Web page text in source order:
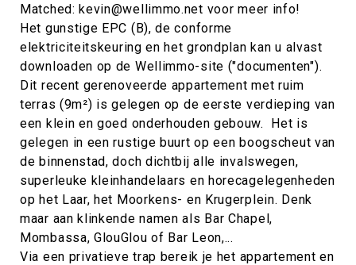
Matched: kevin@wellimmo.net voor meer info!
Het gunstige EPC (B), de conforme
elektriciteitskeuring en het grondplan kan u alvast
downloaden op de Wellimmo-site ("documenten").
Dit recent gerenoveerde appartement met ruim
terras (9m²) is gelegen op de eerste verdieping van
een klein en goed onderhouden gebouw. Het is
gelegen in een rustige buurt op een boogscheut van
de binnenstad, doch dichtbij alle invalswegen,
superleuke kleinhandelaars en horecagelegenheden
op het Laar, het Moorkens- en Krugerplein. Denk
maar aan klinkende namen als Bar Chapel,
Mombassa, GlouGlou of Bar Leon,...
Via een privatieve trap bereik je het appartement en